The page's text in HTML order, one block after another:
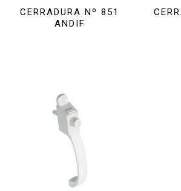
CERRADURA Nº 851
ANDIF